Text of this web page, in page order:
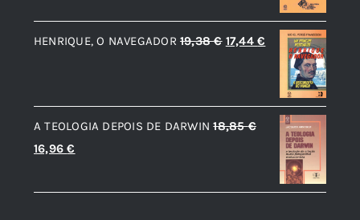
era:
8,90 €.
é:
8,01 €.
HENRIQUE, O NAVEGADOR 19,38€ O
era:
19,38 €.
17,44€
preço
atual
é:
17,44 €.
A TEOLOGIA DEPOIS DE DARWIN 18,85€
O
original
16,96€
atual